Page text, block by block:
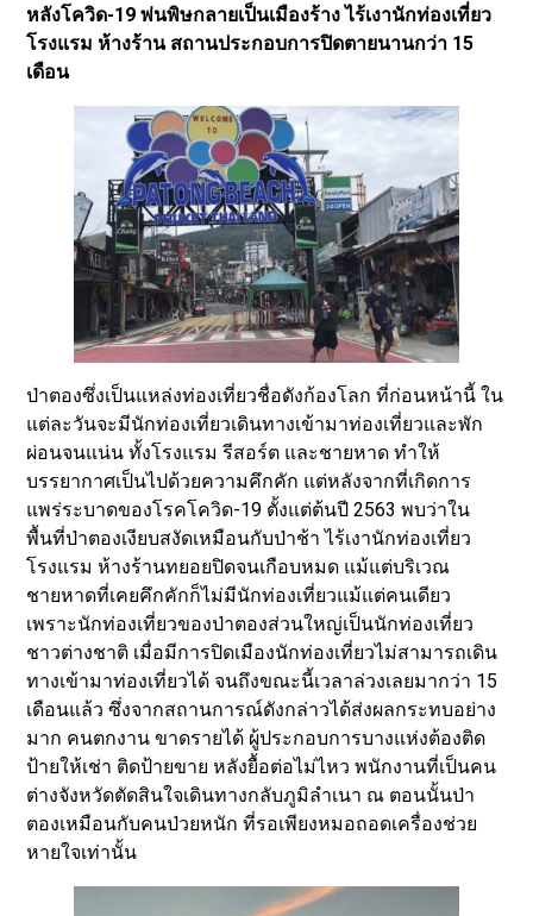
หลังโควิด-19 พ่นพิษกลายเป็นเมืองร้าง ไร้เงานักท่องเที่ยว
โรงแรม ห้างร้าน สถานประกอบการปิดตายนานกว่า 15
เดือน
ป่าตองซึ่งเป็นแหล่งท่องเที่ยวชื่อดังก้องโลก ที่ก่อนหน้านี้ ใน
แต่ละวันจะมีนักท่องเที่ยวเดินทางเข้ามาท่องเที่ยวและพัก
ผ่อนจนแน่น ทั้งโรงแรม รีสอร์ต และชายหาด ทำให้
บรรยากาศเป็นไปด้วยความคึกคัก แต่หลังจากที่เกิดการ
แพร่ระบาดของโรคโควิด-19 ตั้งแต่ต้นปี 2563 พบว่าใน
พื้นที่ป่าตองเงียบสงัดเหมือนกับป่าช้า ไร้เงานักท่องเที่ยว
โรงแรม ห้างร้านทยอยปิดจนเกือบหมด แม้แต่บริเวณ
ชายหาดที่เคยคึกคักก็ไม่มีนักท่องเที่ยวแม้แต่คนเดียว
เพราะนักท่องเที่ยวของป่าตองส่วนใหญ่เป็นนักท่องเที่ยว
ชาวต่างชาติ เมื่อมีการปิดเมืองนักท่องเที่ยวไม่สามารถเดิน
ทางเข้ามาท่องเที่ยวได้ จนถึงขณะนี้เวลาล่วงเลยมากว่า 15
เดือนแล้ว ซึ่งจากสถานการณ์ดังกล่าวได้ส่งผลกระทบอย่าง
มาก คนตกงาน ขาดรายได้ ผู้ประกอบการบางแห่งต้องติด
ป้ายให้เช่า ติดป้ายขาย หลังยื้อต่อไม่ไหว พนักงานที่เป็นคน
ต่างจังหวัดตัดสินใจเดินทางกลับภูมิลำเนา ณ ตอนนั้นป่า
ตองเหมือนกับคนป่วยหนัก ที่รอเพียงหมอถอดเครื่องช่วย
หายใจเท่านั้น